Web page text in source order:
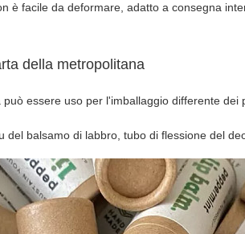
è facile da deformare, adatto a consegna
della metropolitana
essere uso per l'imballaggio differente dei
del balsamo di labbro, tubo di flessione del